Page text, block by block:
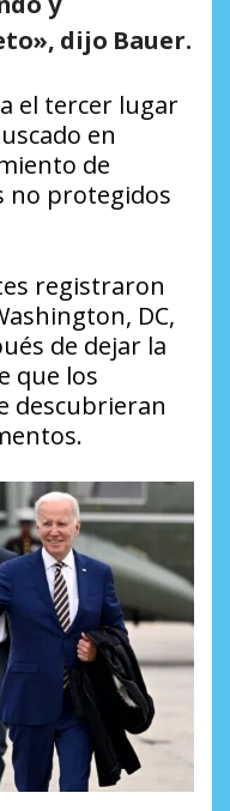
dijo Bauer.
el tercer lugar
en
de
no protegidos
registraron
DC,
de dejar la
que los
descubrieran